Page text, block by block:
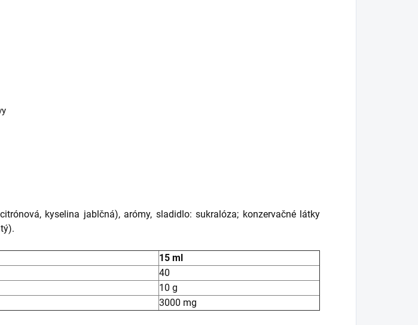
kyselina jablčná), arómy, sladidlo: sukralóza; konzervačné látky
15 ml
40
10 g
3000 mg